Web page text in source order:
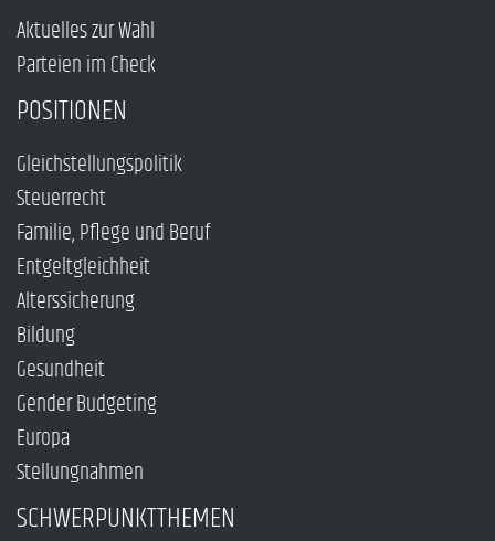
Aktuelles zur Wahl
Parteien im Check
POSITIONEN
Gleichstellungspolitik
Steuerrecht
Familie, Pflege und Beruf
Entgeltgleichheit
Alterssicherung
Bildung
Gesundheit
Gender Budgeting
Europa
Stellungnahmen
SCHWERPUNKTTHEMEN